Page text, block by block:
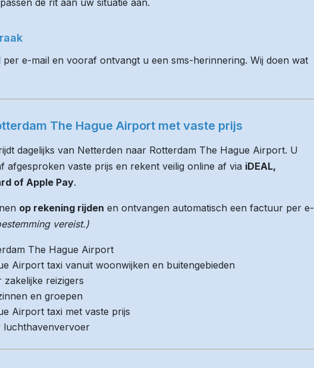
de rit aan uw situatie aan.
e-mail en vooraf ontvangt u een sms-herinnering. Wij doen wat
The Hague Airport met vaste prijs
dagelijks van Netterden naar Rotterdam The Hague Airport. U
afgesproken vaste prijs en rekent veilig online af via iDEAL,
of Apple Pay.
op rekening rijden en ontvangen automatisch een factuur per e-
vereist.)
The Hague Airport
Airport taxi vanuit woonwijken en buitengebieden
reizigers
en groepen
Airport taxi met vaste prijs